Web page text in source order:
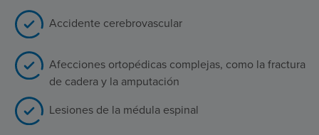
Accidente cerebrovascular
Afecciones ortopédicas complejas, como la fractura
de cadera y la amputación
Lesiones de la médula espinal